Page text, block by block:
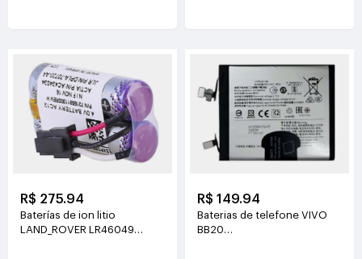
R$ 275.94
Baterías de ion litio
LAND_ROVER LR46049
R$ 149.94
Baterias de telefone VIVO
BB20